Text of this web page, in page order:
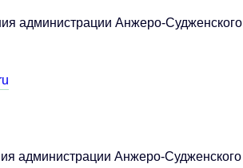
администрации Анжеро-Судженского
администрации Анжеро-Судженского